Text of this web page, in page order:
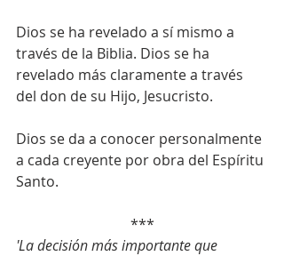
Dios se ha revelado a sí mismo a
través de la Biblia. Dios se ha
revelado más claramente a través
del don de su Hijo, Jesucristo.
Dios se da a conocer personalmente
a cada creyente por obra del Espíritu
Santo.
***
'La decisión más importante que